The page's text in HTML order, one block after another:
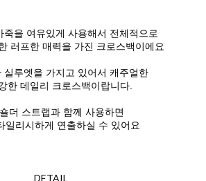
죽을 여유있게 사용해서 전체적으로
러프한 매력을 가진 크로스백이에요
실루엣을 가지고 있어서 캐주얼한
한 데일리 크로스백이랍니다.
더 스트랩과 함께 사용하면
일리시하게 연출하실 수 있어요
DETAIL